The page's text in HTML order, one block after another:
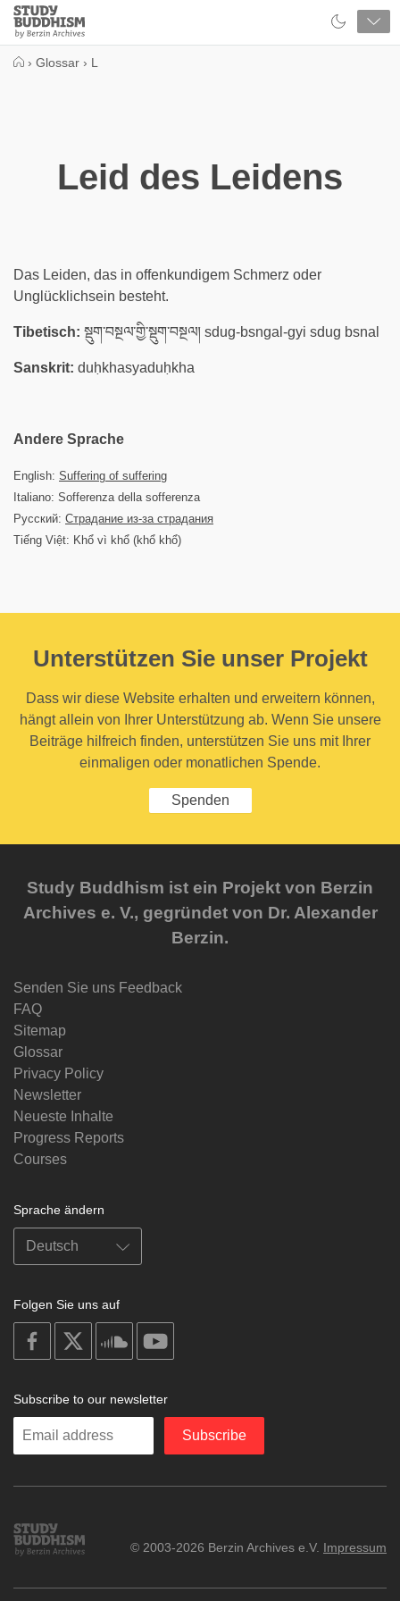
Close
Study
Buddhism
› Glossar › L
Leid des Leidens
Das Leiden, das in offenkundigem Schmerz oder
Unglücklichsein besteht.
Tibetisch: སྡུག་བསྔལ་གྱི་སྡུག་བསྔལ། sdug-bsngal-gyi sdug bsnal
Sanskrit: duḥkhasyaduḥkha
Andere Sprache
English: Suffering of suffering
Italiano: Sofferenza della sofferenza
Русский: Страдание из-за страдания
Tiếng Việt: Khổ vì khổ (khổ khổ)
Unterstützen Sie unser Projekt
Dass wir diese Website erhalten und erweitern können,
hängt allein von Ihrer Unterstützung ab. Wenn Sie unsere
Beiträge hilfreich finden, unterstützen Sie uns mit Ihrer
einmaligen oder monatlichen Spende.
Spenden
Study Buddhism ist ein Projekt von Berzin
Archives e. V., gegründet von Dr. Alexander
Berzin.
Senden Sie uns Feedback
FAQ
Sitemap
Glossar
Privacy Policy
Newsletter
Neueste Inhalte
Progress Reports
Courses
Sprache ändern
Folgen Sie uns auf
on
facebook
soundcloud
Subscribe to our newsletter
Enter
Subscribe
Study
Buddhism
© 2003-2026 Berzin Archives e.V. Impressum